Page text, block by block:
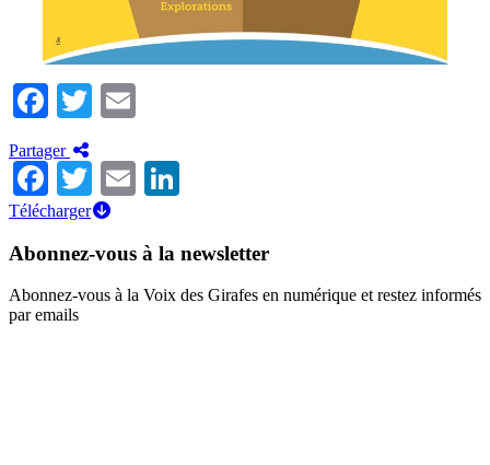
Facebook
Twitter
Partager
Facebook
TwitterEmail
Télécharger
Abonnez-vous à la newsletter
Abonnez-vous à la Voix des Girafes en numérique et restez informés
par emails